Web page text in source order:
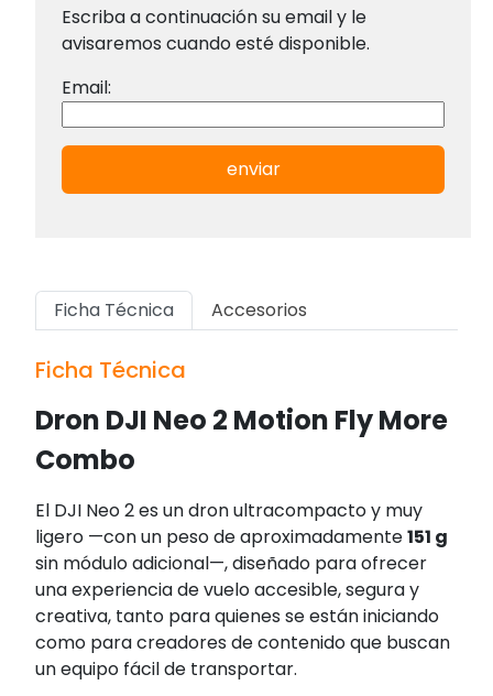
Escriba a continuación su email y le
avisaremos cuando esté disponible.
Email:
enviar
Ficha Técnica Accesorios
Ficha Técnica
Dron DJI Neo 2 Motion Fly More
Combo
El DJI Neo 2 es un dron ultracompacto y muy
ligero —con un peso de aproximadamente151 g
sin módulo adicional—, diseñado para ofrecer
una experiencia de vuelo accesible, segura y
creativa, tanto para quienes se están iniciando
como para creadores de contenido que buscan
un equipo fácil de transportar.